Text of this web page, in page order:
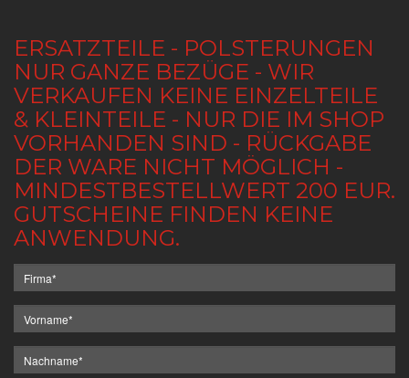
ERSATZTEILE - POLSTERUNGEN
NUR GANZE BEZÜGE - WIR
VERKAUFEN KEINE EINZELTEILE
& KLEINTEILE - NUR DIE IM SHOP
VORHANDEN SIND - RÜCKGABE
DER WARE NICHT MÖGLICH -
MINDESTBESTELLWERT 200 EUR.
GUTSCHEINE FINDEN KEINE
ANWENDUNG.